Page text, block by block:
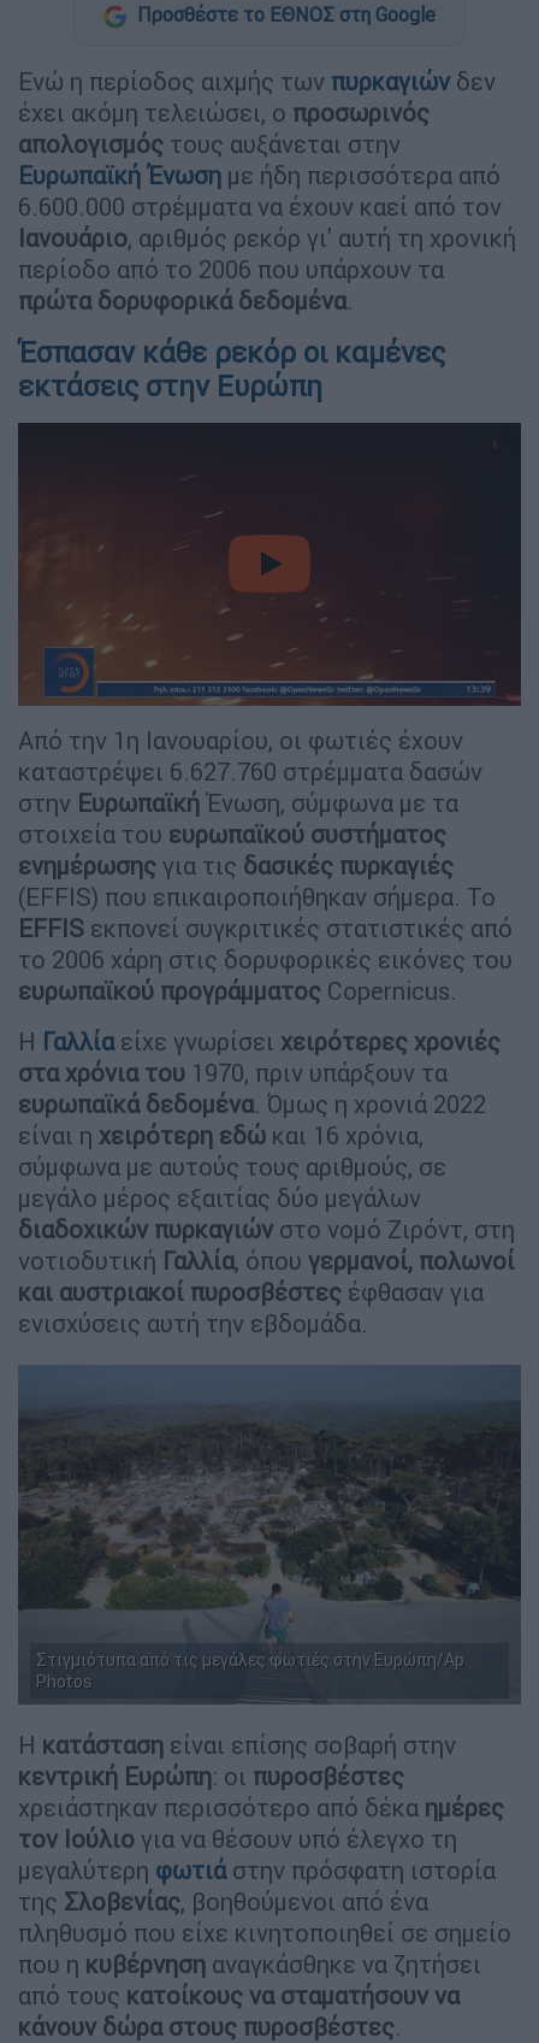
Προσθέστε το ΕΘΝΟΣ στη Google
Ενώ η περίοδος αιχμής των πυρκαγιών δεν
έχει ακόμη τελειώσει, ο προσωρινός
απολογισμός τους αυξάνεται στην
Ευρωπαϊκή Ένωση με ήδη περισσότερα από
6.600.000 στρέμματα να έχουν καεί από τον
Ιανουάριο, αριθμός ρεκόρ γι' αυτή τη χρονική
περίοδο από το 2006 που υπάρχουν τα
πρώτα δορυφορικά δεδομένα.
Έσπασαν κάθε ρεκόρ οι καμένες
εκτάσεις στην Ευρώπη
video
Από την 1η Ιανουαρίου, οι φωτιές έχουν
καταστρέψει 6.627.760 στρέμματα δασών
στην Ευρωπαϊκή Ένωση, σύμφωνα με τα
στοιχεία του ευρωπαϊκού συστήματος
ενημέρωσης για τις δασικές πυρκαγιές
(EFFIS) που επικαιροποιήθηκαν σήμερα. Το
EFFIS εκπονεί συγκριτικές στατιστικές από
το 2006 χάρη στις δορυφορικές εικόνες του
ευρωπαϊκού προγράμματος Copernicus.
Η Γαλλία είχε γνωρίσει χειρότερες χρονιές
στα χρόνια του 1970, πριν υπάρξουν τα
ευρωπαϊκά δεδομένα. Όμως η χρονιά 2022
είναι η χειρότερη εδώ και 16 χρόνια,
σύμφωνα με αυτούς τους αριθμούς, σε
μεγάλο μέρος εξαιτίας δύο μεγάλων
διαδοχικών πυρκαγιών στο νομό Ζιρόντ, στη
νοτιοδυτική Γαλλία, όπου γερμανοί, πολωνοί
και αυστριακοί πυροσβέστες έφθασαν για
ενισχύσεις αυτή την εβδομάδα.
Στιγμιότυπα από τις μεγάλες φωτιές στην Ευρώπη/Ap
Photos
Η κατάσταση είναι επίσης σοβαρή στην
κεντρική Ευρώπη: οι πυροσβέστες
χρειάστηκαν περισσότερο από δέκα ημέρες
τον Ιούλιο για να θέσουν υπό έλεγχο τη
μεγαλύτερη φωτιά στην πρόσφατη ιστορία
της Σλοβενίας, βοηθούμενοι από ένα
πληθυσμό που είχε κινητοποιηθεί σε σημείο
που η κυβέρνηση αναγκάσθηκε να ζητήσει
από τους κατοίκους να σταματήσουν να
κάνουν δώρα στους πυροσβέστες.